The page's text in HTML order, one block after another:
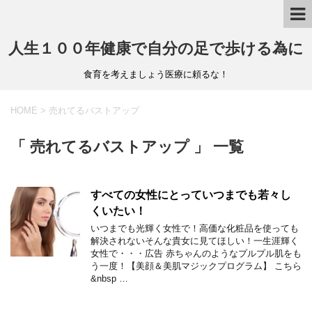
人生１００年健康で自分の足で歩ける為に
食育を考えましょう医療に頼るな！
HOME > 売れてるバストアップ
「 売れてるバストアップ 」 一覧
すべての女性にとっていつまでも若々し
くいたい！
いつまでも光輝く女性で！高価な化粧品を使っても
解決されないそんな貴女に見てほしい！一生涯輝く
女性で・・・広告 赤ちゃんのようなプルプル肌をも
う一度！【美顔＆美肌マジックプログラム】 こちら
&nbsp …